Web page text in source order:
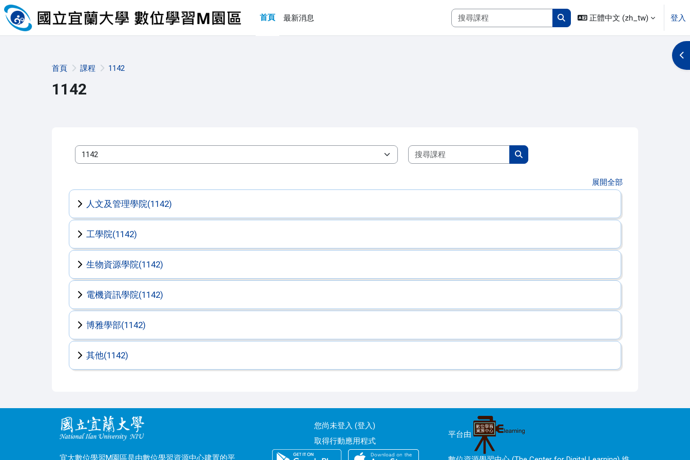
跳至主內容
首頁
最新消息
搜尋課程
搜尋課程
正體中文 ‎(zh_tw)‎ 登入
首頁 課程 1142
1142
開
課程類別
搜尋課程
搜尋課程
展開全部
人文及管理學院(1142)
工學院(1142)
生物資源學院(1142)
電機資訊學院(1142)
博雅學部(1142)
其他(1142)
宜大數位學習M園區是由數位學習資源中心建置的平
您尚未登入 (登入)
取得行動應用程式
平台由